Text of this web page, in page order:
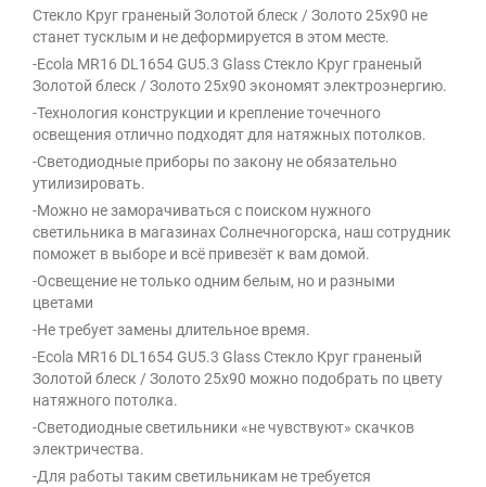
Стекло Круг граненый Золотой блеск / Золото 25x90 не
станет тусклым и не деформируется в этом месте.
-Ecola MR16 DL1654 GU5.3 Glass Стекло Круг граненый
Золотой блеск / Золото 25x90 экономят электроэнергию.
-Технология конструкции и крепление точечного
освещения отлично подходят для натяжных потолков.
-Светодиодные приборы по закону не обязательно
утилизировать.
-Можно не заморачиваться с поиском нужного
светильника в магазинах Солнечногорска, наш сотрудник
поможет в выборе и всё привезёт к вам домой.
-Освещение не только одним белым, но и разными
цветами
-Не требует замены длительное время.
-Ecola MR16 DL1654 GU5.3 Glass Стекло Круг граненый
Золотой блеск / Золото 25x90 можно подобрать по цвету
натяжного потолка.
-Светодиодные светильники «не чувствуют» скачков
электричества.
-Для работы таким светильникам не требуется